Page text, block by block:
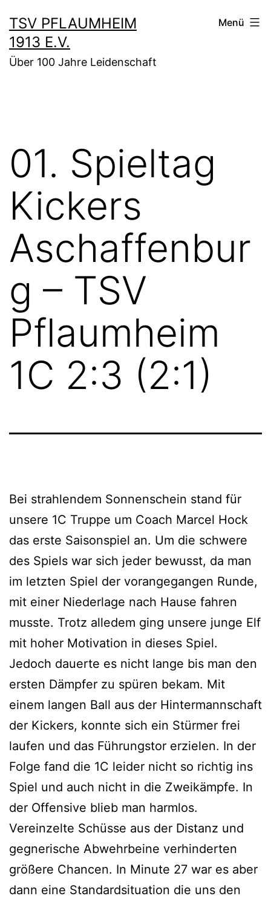
Inhalt
springen
TSV PFLAUMHEIM
1913 E.V.
Über 100 Jahre Leidenschaft
Menü
01. Spieltag
Kickers
Aschaffenbur
g – TSV
Pflaumheim
1C 2:3 (2:1)
Bei strahlendem Sonnenschein stand für
unsere 1C Truppe um Coach Marcel Hock
das erste Saisonspiel an. Um die schwere
des Spiels war sich jeder bewusst, da man
im letzten Spiel der vorangegangen Runde,
mit einer Niederlage nach Hause fahren
musste. Trotz alledem ging unsere junge Elf
mit hoher Motivation in dieses Spiel.
Jedoch dauerte es nicht lange bis man den
ersten Dämpfer zu spüren bekam. Mit
einem langen Ball aus der Hintermannschaft
der Kickers, konnte sich ein Stürmer frei
laufen und das Führungstor erzielen. In der
Folge fand die 1C leider nicht so richtig ins
Spiel und auch nicht in die Zweikämpfe. In
der Offensive blieb man harmlos.
Vereinzelte Schüsse aus der Distanz und
gegnerische Abwehrbeine verhinderten
größere Chancen. In Minute 27 war es aber
dann eine Standardsituation die uns den